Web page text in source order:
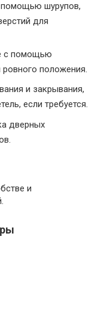
помощью шурупов,
для
с помощью
положения.
и закрывания,
если требуется.
дверных
и